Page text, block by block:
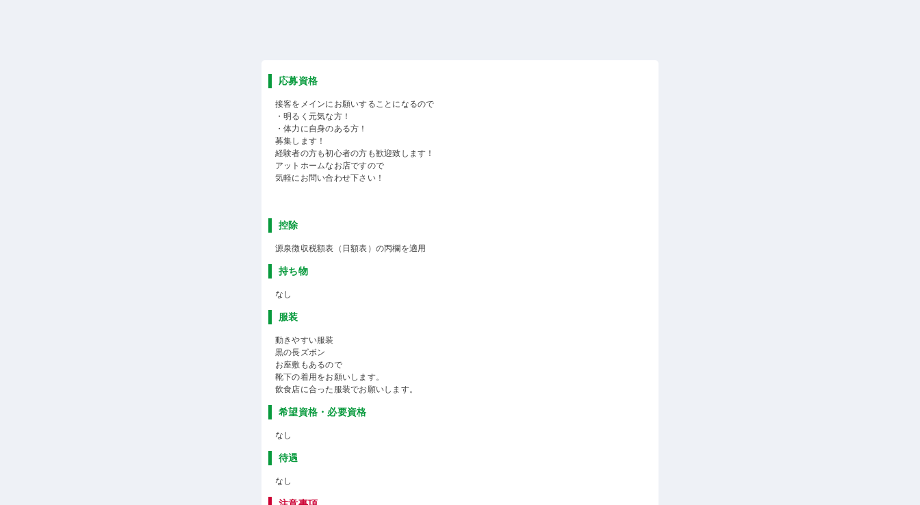
応募資格
接客をメインにお願いすることになるので
・明るく元気な方！
・体力に自身のある方！
募集します！
経験者の方も初心者の方も歓迎致します！
アットホームなお店ですので
気軽にお問い合わせ下さい！
控除
源泉徴収税額表（日額表）の丙欄を適用
持ち物
なし
服装
動きやすい服装
黒の長ズボン
お座敷もあるので
靴下の着用をお願いします。
飲食店に合った服装でお願いします。
希望資格・必要資格
なし
待遇
なし